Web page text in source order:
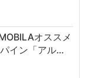
オススメ
イン「アル…